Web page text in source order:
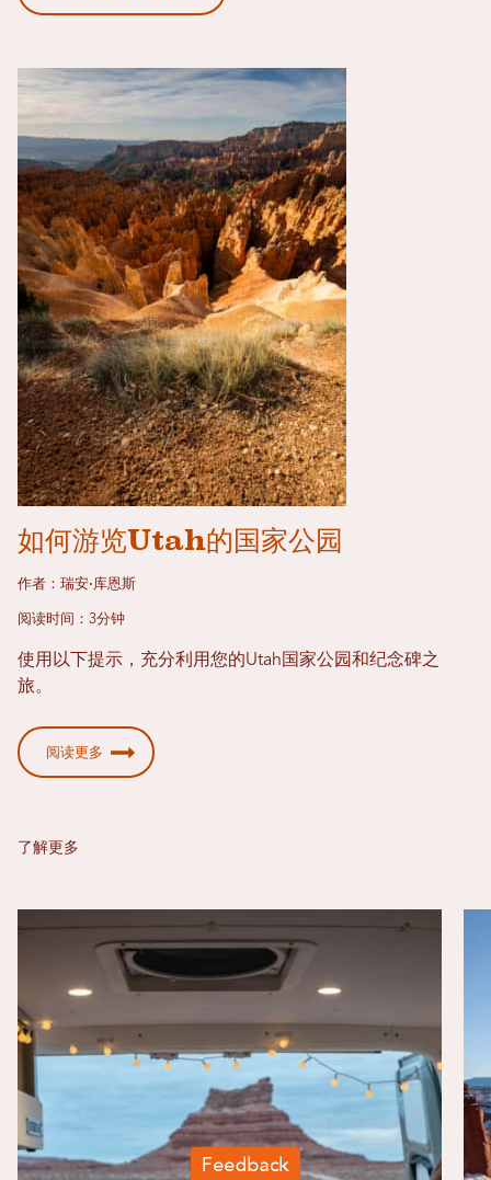
如何游览Utah的国家公园
作者：瑞安·库恩斯
阅读时间：3分钟
使用以下提示，充分利用您的Utah国家公园和纪念碑之
旅。
阅读更多
了解更多